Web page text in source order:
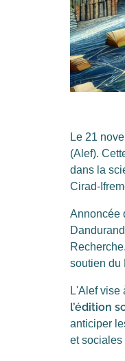
Le 21
(Alef).
dans la
Cirad-
Annoncée
soutien du
L'Alef vise
l’édition
anticiper
et sociales